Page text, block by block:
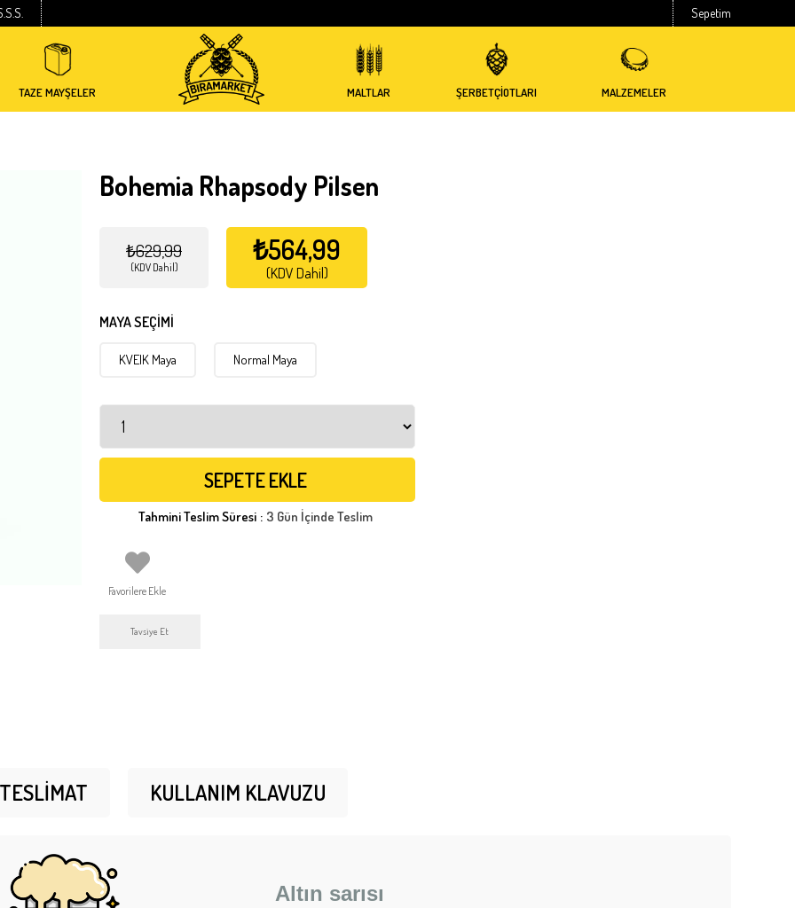
Sepetim
TAZE MAYŞELER MALTLAR ŞERBETÇİOTLARI MALZEMELER
Bohemia Rhapsody Pilsen
₺629,99
(KDV Dahil)
₺564,99
(KDV Dahil)
MAYA SEÇİMİ
KVEIK Maya Normal Maya
Tahmini Teslim Süresi : 3 Gün İçinde Teslim
Favorilere Ekle
Tavsiye Et
KULLANIM KLAVUZU
Altın sarısı